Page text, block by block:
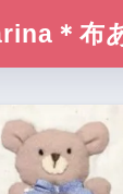
＊布